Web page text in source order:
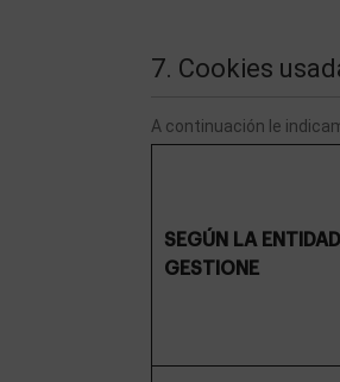
7. Cookies
A continuación le
SEGÚN LA
GESTIONE